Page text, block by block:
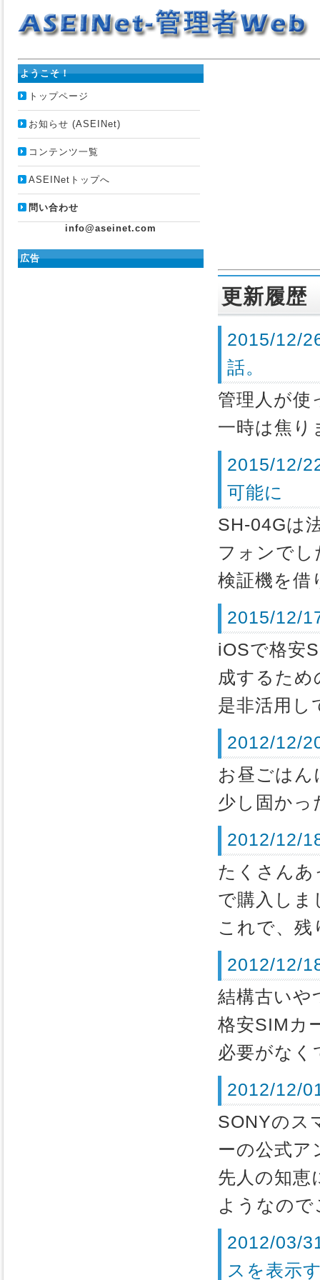
更新履歴
2015/12/
話。
管理人が使
一時は焦り
2015/12/
可能に
SH-04Gは
フォンでし
検証機を借
2015/12/
iOSで格安
成するため
是非活用し
2012/12/
お昼ごは
少し固かっ
2012/12/
たくさんあ
で購入しま
これで、
2012/12/
結構古いや
格安SIMカ
必要がなく
2012/12/
SONYのス
ーの公式ア
先人の知恵
ようなの
2012/03/
スを表示
ようこそ！
トップページ
お知らせ (ASEINet)
コンテンツ一覧
ASEINetトップへ
問い合わせ
info@aseinet.com
広告